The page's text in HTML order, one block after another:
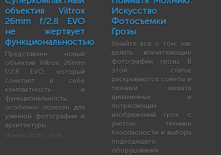
объектив Viltrox
26mm f/2.8 EVO
не жертвует
функциональностью
Представлен новый
объектив Viltrox 26mm
f/2.8 EVO, который
сочетает в себе
компактность и
функциональность,
особенно полезен для
уличной фотографии и
архитектуры.
15 июля 2026 г., 13:15
Искусство
Фотосъемки
Грозы
Узнайте все о том, как
делать впечатляющие
фотографии грозы. В
этой статье
раскрываются советы и
техники захвата
динамичных и
потрясающих
изображений гроз, с
учетом техники
безопасности и выбора
подходящего
оборудования.